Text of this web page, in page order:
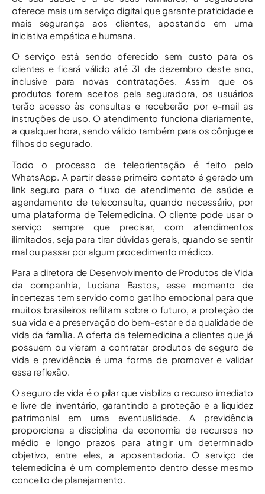
oferece mais um serviço digital que garante praticidade e
mais segurança aos clientes, apostando em uma
iniciativa empática e humana.
O serviço está sendo oferecido sem custo para os
clientes e ficará válido até 31 de dezembro deste ano,
inclusive para novas contratações. Assim que os
produtos forem aceitos pela seguradora, os usuários
terão acesso às consultas e receberão por e-mail as
instruções de uso. O atendimento funciona diariamente,
a qualquer hora, sendo válido também para os cônjuge e
filhos do segurado.
Todo o processo de teleorientação é feito pelo
WhatsApp. A partir desse primeiro contato é gerado um
link seguro para o fluxo de atendimento de saúde e
agendamento de teleconsulta, quando necessário, por
uma plataforma de Telemedicina. O cliente pode usar o
serviço sempre que precisar, com atendimentos
ilimitados, seja para tirar dúvidas gerais, quando se sentir
mal ou passar por algum procedimento médico.
Para a diretora de Desenvolvimento de Produtos de Vida
da companhia, Luciana Bastos, esse momento de
incertezas tem servido como gatilho emocional para que
muitos brasileiros reflitam sobre o futuro, a proteção de
sua vida e a preservação do bem-estar e da qualidade de
vida da família. A oferta da telemedicina a clientes que já
possuem ou vieram a contratar produtos de seguro de
vida e previdência é uma forma de promover e validar
essa reflexão.
O seguro de vida é o pilar que viabiliza o recurso imediato
e livre de inventário, garantindo a proteção e a liquidez
patrimonial em uma eventualidade. A previdência
proporciona a disciplina da economia de recursos no
médio e longo prazos para atingir um determinado
objetivo, entre eles, a aposentadoria. O serviço de
telemedicina é um complemento dentro desse mesmo
conceito de planejamento.